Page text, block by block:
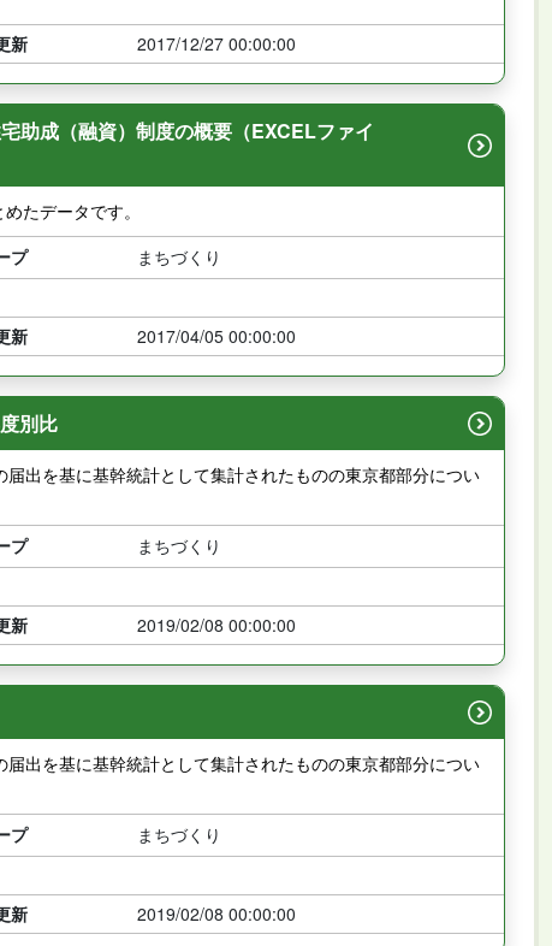
新 2017/12/27 00:00:00
助成（融資）制度の概要（EXCELファイ
たデータです。
プ
まちづくり
新 2017/04/05 00:00:00
別比
出を基に基幹統計として集計されたものの東京都部分につい
プ
まちづくり
新 2019/02/08 00:00:00
出を基に基幹統計として集計されたものの東京都部分につい
プ
まちづくり
新 2019/02/08 00:00:00